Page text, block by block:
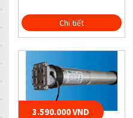
Chi tiết
3.590.000 VND